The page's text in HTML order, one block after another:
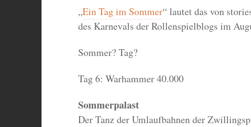
„Ein Tag im Sommer“ lautet das von
des Karnevals der Rollenspielblogs im
Sommer? Tag?
Tag 6: Warhammer 40.000
Sommerpalast
Der Tanz der Umlaufbahnen der